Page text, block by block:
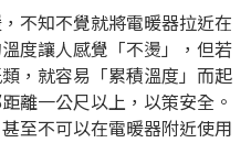
不知不覺就將電暖器拉近在
度讓人感覺「不燙」，但若
，就容易「累積溫度」而起
離一公尺以上，以策安全。
至不可以在電暖器附近使用